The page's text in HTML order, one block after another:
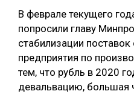
ДЕРЕВЯННОЕ
БЕЗОПАСНОЕ ПРОИЗВОДСТВО
СОРТИРОВКА ДРЕВЕСИНЫ
СУШКА ДРЕВЕСИНЫ
В феврале текущего
попросили главу
стабилизации
предприятия по
тем, что рубль в 2020
девальвацию, большая